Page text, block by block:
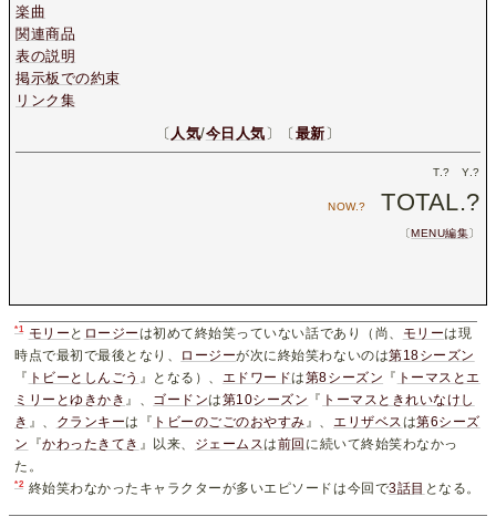
楽曲
関連商品
表の説明
掲示板での約束
リンク集
〔 人気/今日人気〕〔最新〕
T.? Y.?
NOW.? TOTAL.?
〔MENU編集〕
*1 モリー と ロージーは初めて終始笑っていない話であり（尚、 モリーは現
時点で最初で最後となり、
ロージーが次に終始笑わないのは第18シーズン
『 トビーとしんごう 』となる）、 エドワードは第8シーズン 『 トーマスとエ
ミリーとゆきかき 』、 ゴードンは第10シーズン 『 トーマスときれいなけし
き 』、 クランキーは『 トビーのごごのおやすみ 』、 エリザベス は第6シーズ
ン
『かわったきてき 』以来、 ジェームスは前回 に続いて終始笑わなかっ
た。
*2 終始笑わなかったキャラクターが多いエピソードは今回で3話目 となる。